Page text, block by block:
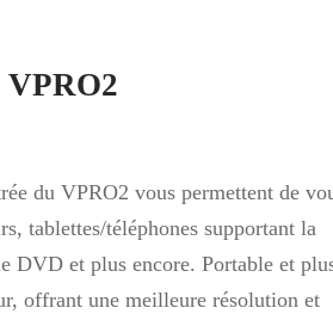
du VPRO2 vous permettent de
tablettes/téléphones supportant la
DVD et plus encore. Portable et
offrant une meilleure résolution et